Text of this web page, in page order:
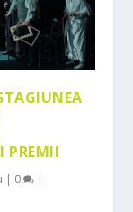
PREMII
| 0 |